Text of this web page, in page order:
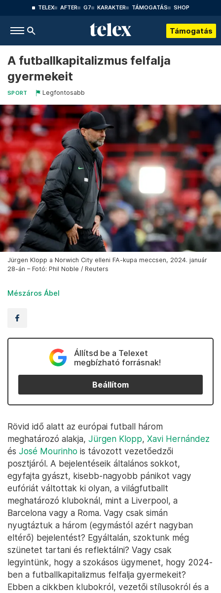
TELEX AFTER G7 KARAKTER TÁMOGATÁS SHOP
Támogatás
A futballkapitalizmus felfalja
gyermekeit
SPORT Legfontosabb
Jürgen Klopp a Norwich City elleni FA-kupa meccsen, 2024. január
28-án – Fotó: Phil Noble / Reuters
Mészáros Ábel
Állítsd be a Telexet
megbízható forrásnak!
Beállítom
Rövid idő alatt az európai futball három
meghatározó alakja, Jürgen Klopp, Xavi Hernández
és José Mourinho is távozott vezetőedzői
posztjáról. A bejelentéseik általános sokkot,
egyfajta gyászt, kisebb-nagyobb pánikot vagy
eufóriát váltottak ki olyan, a világfutballt
meghatározó kluboknál, mint a Liverpool, a
Barcelona vagy a Roma. Vagy csak simán
nyugtáztuk a három (egymástól azért nagyban
eltérő) bejelentést? Egyáltalán, szoktunk még
szünetet tartani és reflektálni? Vagy csak
legyintünk, hogy a szokásos ügymenet, hogy 2024-
ben a futballkapitalizmus felfalja gyermekeit?
Ebben a cikkben klubokról, vezetői stílusokról és a